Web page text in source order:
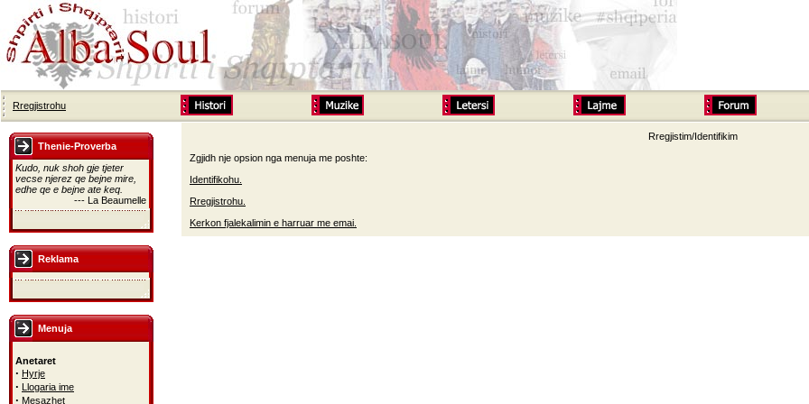
Rregjistrohu
Thenie-Proverba
Kudo, nuk shoh gje tjeter
vecse njerez qe bejne mire,
edhe qe e bejne ate keq.
--- La Beaumelle
Reklama
Menuja
Anetaret
· Hyrje
· Llogaria ime
· Mesazhet
Rregjistim/Identifikim
Zgjidh nje opsion nga menuja me poshte:
Identifikohu.
Rregjistrohu.
Kerkon fjalekalimin e harruar me emai.